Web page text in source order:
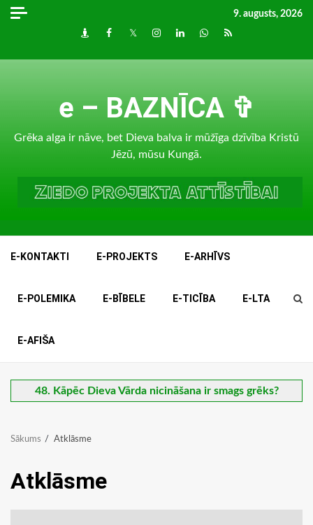
Skip
9. augusts, 2026
DraugiemFacebook
TwitterInstagram
LinkedInwhatsapp
RSS
e – BAZNĪCA ✞
Grēka alga ir nāve, bet Dieva balva ir mūžīga dzīvība Kristū
Jēzū, mūsu Kungā.
E-KONTAKTI E-PROJEKTS E-ARHĪVS
E-POLEMIKA E-BĪBELE E-TICĪBA E-LTA
E-AFIŠA
48. Kāpēc Dieva Vārda nicināšana ir smags grēks?
Sākums Atklāsme
Atklāsme